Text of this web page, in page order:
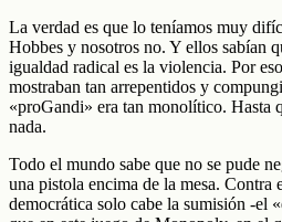
La verdad es que lo teníamos muy
Hobbes y nosotros no. Y ellos sabían
igualdad radical es la violencia. Por
mostraban tan arrepentidos y
«proGandi» era tan monolítico. Hasta
nada.
Todo el mundo sabe que no se pude
una pistola encima de la mesa. Contra
democrática solo cabe la sumisión -el